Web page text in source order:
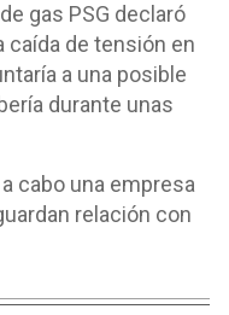
gas PSG declaró
caída de tensión en
a una posible
durante unas
cabo una empresa
relación con